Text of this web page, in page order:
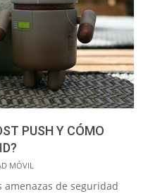
PUSH Y CÓMO
MÓVIL
amenazas de seguridad